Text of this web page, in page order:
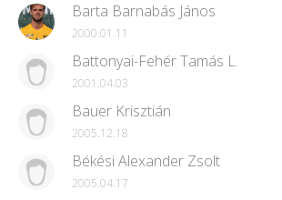
Barta Barnabás János
2000.01.11
Battonyai-Fehér Tamás L.
2001.04.03
Bauer Krisztián
2005.12.18
Békési Alexander Zsolt
2005.04.17